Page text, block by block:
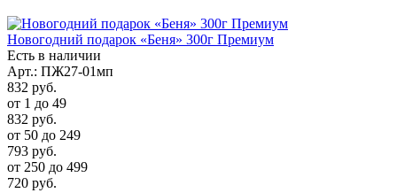
Новогодний подарок «Беня» 300г Премиум
Есть в наличии
Арт.: ПЖ27-01мп
832 руб.
от 1 до 49
832 руб.
от 50 до 249
793 руб.
от 250 до 499
720 руб.